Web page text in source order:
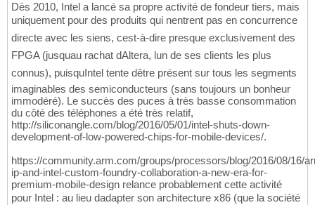
Dès 2010, Intel a lancé sa propre activité de fondeur tiers, mais
uniquement pour des produits qui nentrent pas en concurrence
directe avec les siens, cest-à-dire presque exclusivement des
FPGA (jusquau rachat dAltera, lun de ses clients les plus
connus), puisquIntel tente dêtre présent sur tous les segments
imaginables des semiconducteurs (sans toujours un bonheur
immodéré). Le succès des puces à très basse consommation
du côté des téléphones a été très relatif,
http://siliconangle.com/blog/2016/05/01/intel-shuts-down-
development-of-low-powered-chips-for-mobile-devices/.
https://community.arm.com/groups/processors/blog/2016/08/16/
ip-and-intel-custom-foundry-collaboration-a-new-era-for-
premium-mobile-design relance probablement cette activité
pour Intel : au lieu dadapter son architecture x86 (que la société